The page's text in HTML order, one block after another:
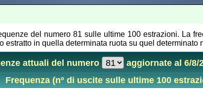
del numero 81 sulle ultime 100 estrazioni. La
in quella determinata ruota su quel determinato
attuali del numero
aggiornate al 6/8/
Frequenza (nº di uscite sulle ultime 100